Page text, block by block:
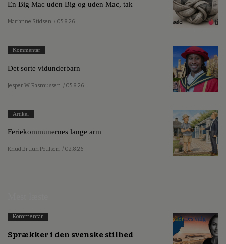
En Big Mac uden Big og uden Mac, tak
Marianne Stidsen / 05.8.26
Kommentar
Det sorte vidunderbarn
Jesper W. Rasmussen / 05.8.26
Artikel
Feriekommunernes lange arm
Knud Bruun Poulsen / 02.8.26
Kommentar
Sprækker i den svenske stilhed